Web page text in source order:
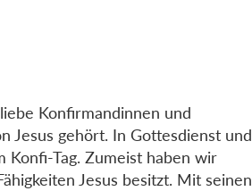
Konfirmandinnen und
Jesus gehört. In Gottesdienst und
Konfi-Tag. Zumeist haben wir
Jesus besitzt. Mit seinen